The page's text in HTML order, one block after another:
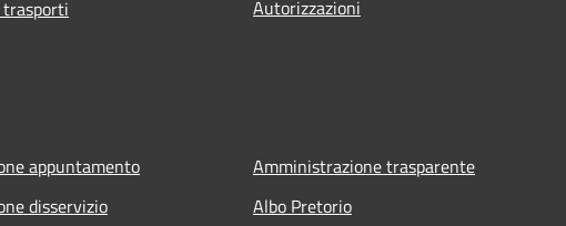
Autorizzazioni
appuntamento
disservizio
Amministrazione trasparente
Albo Pretorio